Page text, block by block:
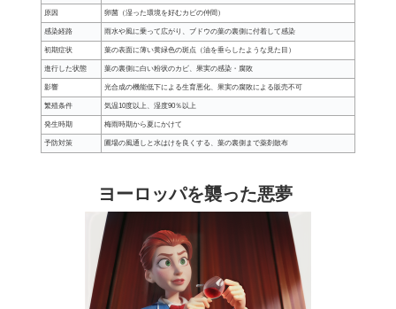
原因 卵菌（湿った環境を好むカビの仲間）
感染経路 雨水や風に乗って広がり、ブドウの葉の裏側に付着して感染
初期症状 葉の表面に薄い黄緑色の斑点（油を垂らしたような見た目）
進行した状態 葉の裏側に白い粉状のカビ、果実の感染・腐敗
影響 光合成の機能低下による生育悪化、果実の腐敗による販売不可
繁殖条件 気温10度以上、湿度90％以上
発生時期 梅雨時期から夏にかけて
予防対策 圃場の風通しと水はけを良くする、葉の裏側まで薬剤散布
ヨーロッパを襲った悪夢